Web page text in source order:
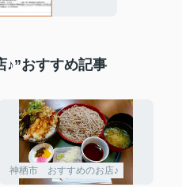
おすすめ記事
神栖市 おすすめのお店♪